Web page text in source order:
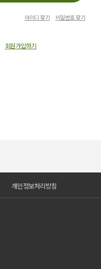
아이디 찾기 비밀번호 찾기
회원가입하기
개인정보처리방침